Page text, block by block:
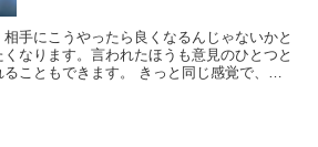
手にこうやったら良くなるんじゃないかと
なります。言われたほうも意見のひとつと
こともできます。 きっと同じ感覚で、英